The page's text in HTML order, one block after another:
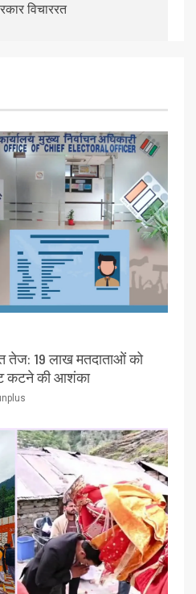
विचाररत
तेज: 19 लाख मतदाताओं को
कटने की आशंका